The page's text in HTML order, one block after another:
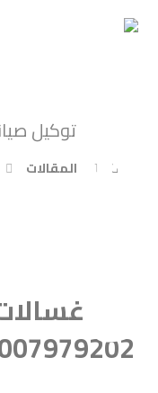
توكيل
المقالات
| 01201501217